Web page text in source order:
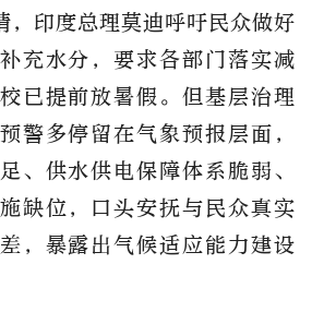
，印度总理莫迪呼吁民众做好
充水分，要求各部门落实减
已提前放暑假。但基层治理
警多停留在气象预报层面，
、供水供电保障体系脆弱、
缺位，口头安抚与民众真实
，暴露出气候适应能力建设